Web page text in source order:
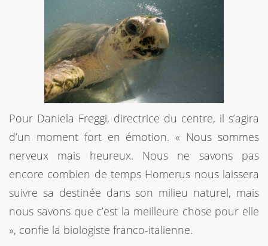
Pour Daniela Freggi, directrice du centre, il s’agira
d’un moment fort en émotion. « Nous sommes
nerveux mais heureux. Nous ne savons pas
encore combien de temps Homerus nous laissera
suivre sa destinée dans son milieu naturel, mais
nous savons que c’est la meilleure chose pour elle
», confie la biologiste franco-italienne.